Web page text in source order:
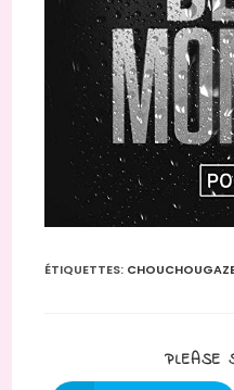
ÉTIQUETTES:
PLEASE